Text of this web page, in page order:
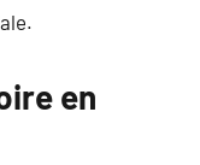
en